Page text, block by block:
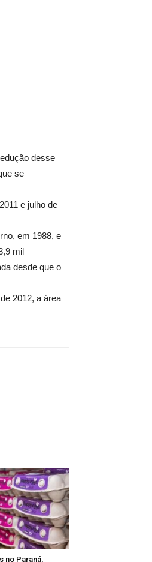
desse
se
e julho de
em 1988, e
mil
desde que o
2012, a área
no Paraná,